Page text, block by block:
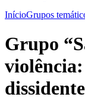
InícioGrupos
Grupo